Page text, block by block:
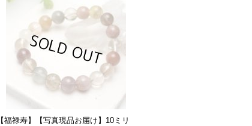
【福禄寿】【写真現品お届け】10ミリ